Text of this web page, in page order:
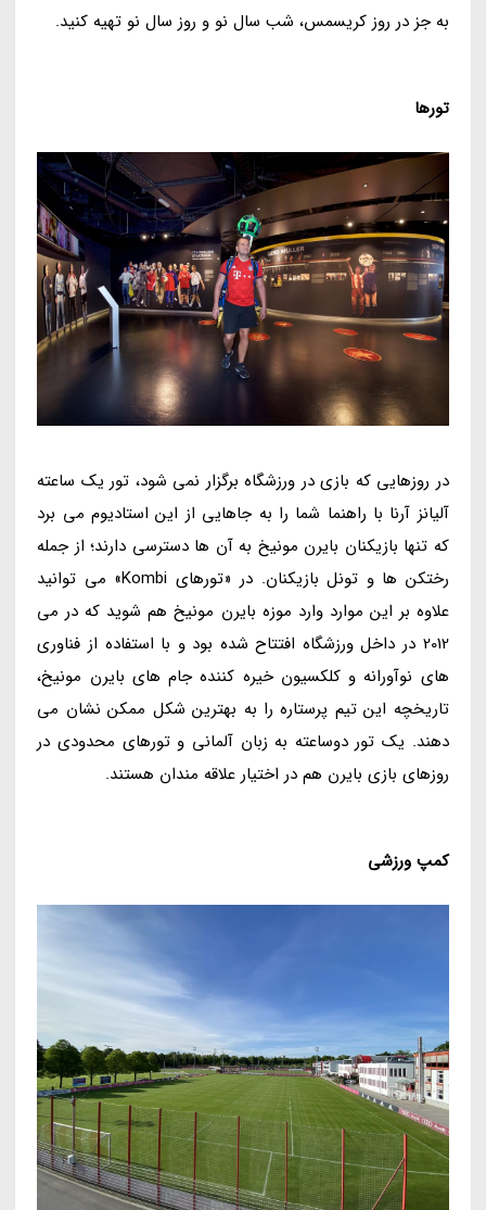
به جز در روز کریسمس، شب سال نو و روز سال نو تهیه کنید.
تورها
در روزهایی که بازی در ورزشگاه برگزار نمی شود، تور یک ساعته
آلیانز آرنا با راهنما شما را به جاهایی از این استادیوم می برد
که تنها بازیکنان بایرن مونیخ به آن ها دسترسی دارند؛ از جمله
رختکن ها و تونل بازیکنان. در «تورهای Kombi» می توانید
علاوه بر این موارد وارد موزه بایرن مونیخ هم شوید که در می
2012 در داخل ورزشگاه افتتاح شده بود و با استفاده از فناوری
های نوآورانه و کلکسیون خیره کننده جام های بایرن مونیخ،
تاریخچه این تیم پرستاره را به بهترین شکل ممکن نشان می
دهند. یک تور دوساعته به زبان آلمانی و تورهای محدودی در
روزهای بازی بایرن هم در اختیار علاقه مندان هستند.
کمپ ورزشی